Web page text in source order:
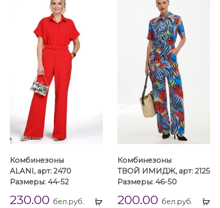
Выбрать
Комбинезоны
ALANI, арт: 2470
Размеры: 44-52
230.00 бел.руб.
Комбинезоны
ТВОЙ ИМИДЖ, арт: 2125
Размеры: 46-50
200.00 бел.руб.